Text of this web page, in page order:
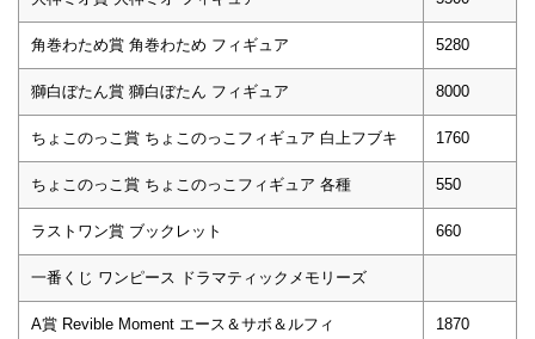
角巻わため賞 角巻わため フィギュア 5280
獅白ぼたん賞 獅白ぼたん フィギュア 8000
ちょこのっこ賞 ちょこのっこフィギュア 白上フブキ 1760
ちょこのっこ賞 ちょこのっこフィギュア 各種 550
ラストワン賞 ブックレット 660
一番くじ ワンピース ドラマティックメモリーズ
A賞 Revible Moment エース＆サボ＆ルフィ 1870